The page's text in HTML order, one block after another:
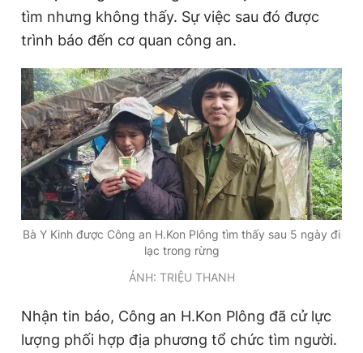
tìm nhưng không thấy. Sự việc sau đó được
trình báo đến cơ quan công an.
Bà Y Kinh được Công an H.Kon Plông tìm thấy sau 5 ngày đi
lạc trong rừng
ẢNH: TRIỆU THANH
Nhận tin báo, Công an H.Kon Plông đã cử lực
lượng phối hợp địa phương tổ chức tìm người.